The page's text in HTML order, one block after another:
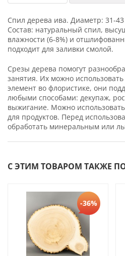
Спил дерева ива. Диаметр: 31-
Состав: натуральный спил,
влажности (6-8%) и
подходит для заливки смолой.
Срезы дерева помогут
занятия. Их можно
элемент во флористике, они
любыми способами: декупаж,
выжигание. Можно
для продуктов. Перед
обработать минеральным или
С ЭТИМ ТОВАРОМ ТАКЖЕ
-36%